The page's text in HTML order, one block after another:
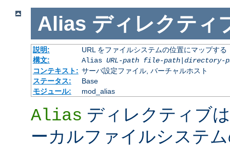
Alias ディレクティ
説明:
URL をファイルシステムの位置にマップする
構文:
Alias URL-path file-path| directory-
コンテキスト: サーバ設定ファイル, バーチャルホスト
ステータス:
Base
モジュール:
mod_alias
Alias ディレクティブ
ーカルファイルシステ